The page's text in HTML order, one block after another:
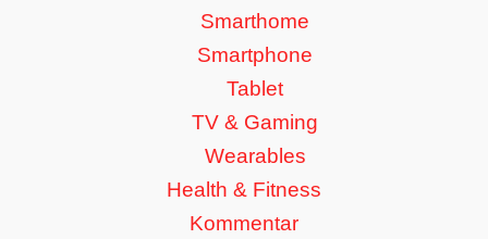
Smarthome
Smartphone
Tablet
TV & Gaming
Wearables
Health & Fitness
Kommentar